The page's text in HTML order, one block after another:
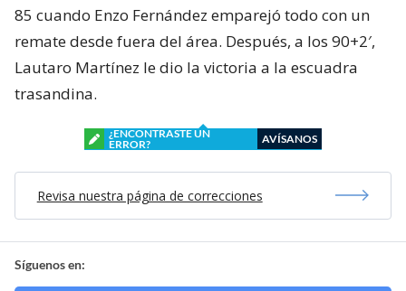
85 cuando Enzo Fernández emparejó todo con un
remate desde fuera del área. Después, a los 90+2′,
Lautaro Martínez le dio la victoria a la escuadra
trasandina.
¿ENCONTRASTE UN
ERROR?
AVÍSANOS
Revisa nuestra página de correcciones
Síguenos en: